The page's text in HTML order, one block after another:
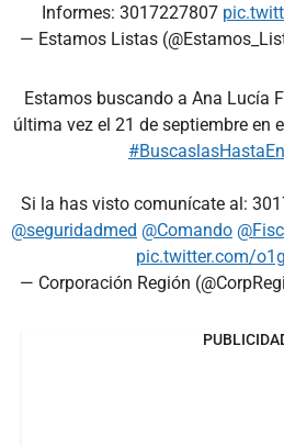
Informes: 3017227807
— Estamos Listas
Estamos buscando a Ana Lucía
última vez el 21 de septiembre en
Si la has visto comunícate al:
@seguridadmed @Comando
pic.twitter.com/
— Corporación Región